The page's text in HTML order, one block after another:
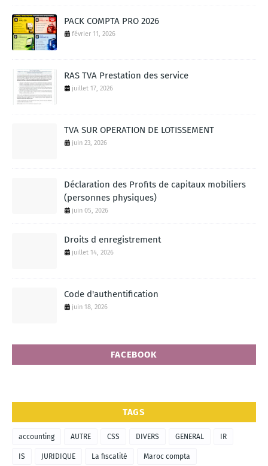
PACK COMPTA PRO 2026
février 11, 2026
RAS TVA Prestation des service
juillet 17, 2026
TVA SUR OPERATION DE LOTISSEMENT
juin 23, 2026
Déclaration des Profits de capitaux mobiliers
(personnes physiques)
juin 05, 2026
Droits d enregistrement
juillet 14, 2026
Code d'authentification
juin 18, 2026
FACEBOOK
TAGS
accounting AUTRE CSS DIVERS GENERAL IR
IS JURIDIQUE La fiscalité Maroc compta